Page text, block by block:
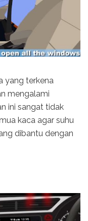
yang terkena
mengalami
ini sangat tidak
kaca agar suhu
dibantu dengan